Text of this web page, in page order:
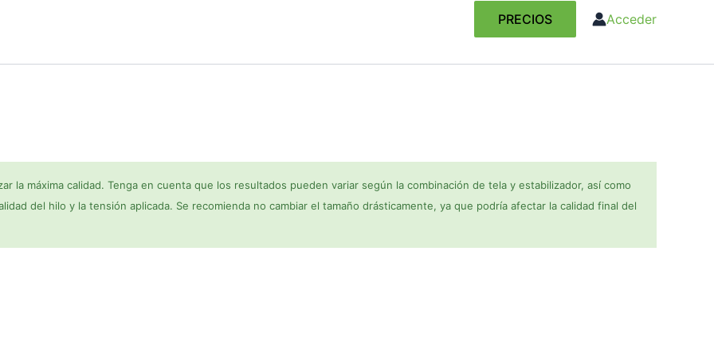
PRECIOS Acceder
la máxima calidad. Tenga en cuenta que los resultados pueden variar según la combinación de tela y estabilizador, así como
del hilo y la tensión aplicada. Se recomienda no cambiar el tamaño drásticamente, ya que podría afectar la calidad final del